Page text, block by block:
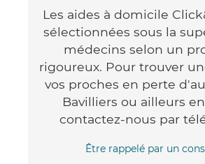
Les aides à domicile
sélectionnées sous la
médecins selon un
rigoureux. Pour trouver
vos proches en perte
Bavilliers ou ailleurs
contactez-nous par
Être rappelé par un